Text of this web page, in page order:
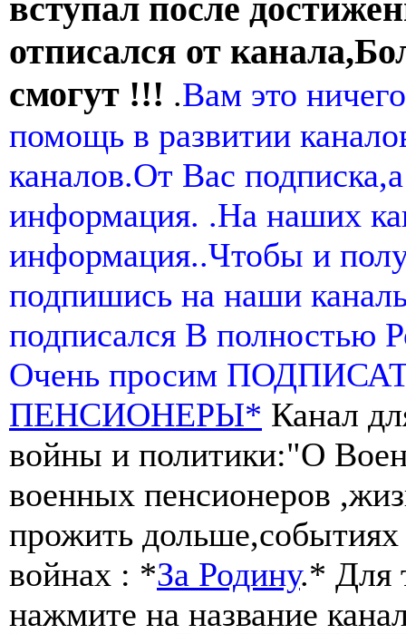
вступал после
отписался от
смогут !!! .Вам это
помощь в развитии
каналов.От Вас
информация. .На наших
информация..Чтобы и
подпишись на наши
подписался В полностью
Очень просим
ПЕНСИОНЕРЫ* Канал
войны и политики:"О
военных пенсионеров
прожить
войнах : *За Родину.* Для
нажмите на название